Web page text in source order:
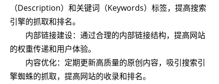
（Description）和关键词（Keywords）标签，提高搜索
引擎的抓取和排名。
内部链接建设：通过合理的内部链接结构，提高网站
的权重传递和用户体验。
内容优化：定期更新高质量的原创内容，吸引搜索引
擎蜘蛛的抓取，提高网站的收录和排名。